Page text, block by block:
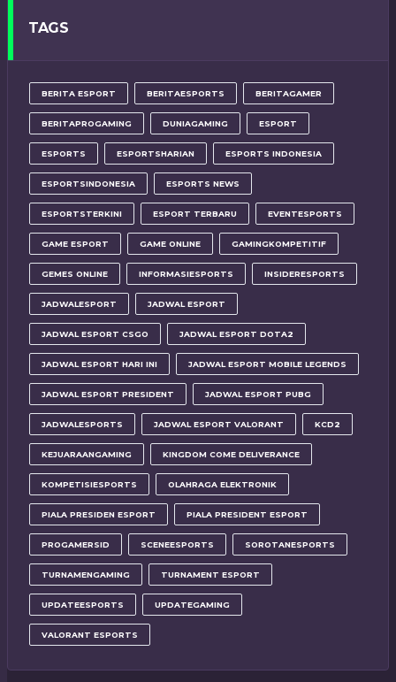
TAGS
BERITA ESPORT BERITAESPORTS BERITAGAMER
BERITAPROGAMING DUNIAGAMING ESPORT
ESPORTS ESPORTSHARIAN ESPORTS INDONESIA
ESPORTSINDONESIA ESPORTS NEWS
ESPORTSTERKINI ESPORT TERBARU EVENTESPORTS
GAME ESPORT GAME ONLINE GAMINGKOMPETITIF
GEMES ONLINE INFORMASIESPORTS INSIDERESPORTS
JADWALESPORT JADWAL ESPORT
JADWAL ESPORT CSGO JADWAL ESPORT DOTA2
JADWAL ESPORT HARI INI JADWAL ESPORT MOBILE LEGENDS
JADWAL ESPORT PRESIDENT JADWAL ESPORT PUBG
JADWALESPORTS JADWAL ESPORT VALORANT KCD2
KEJUARAANGAMING KINGDOM COME DELIVERANCE
KOMPETISIESPORTS OLAHRAGA ELEKTRONIK
PIALA PRESIDEN ESPORT PIALA PRESIDENT ESPORT
PROGAMERSID SCENEESPORTS SOROTANESPORTS
TURNAMENGAMING TURNAMENT ESPORT
UPDATEESPORTS UPDATEGAMING
VALORANT ESPORTS